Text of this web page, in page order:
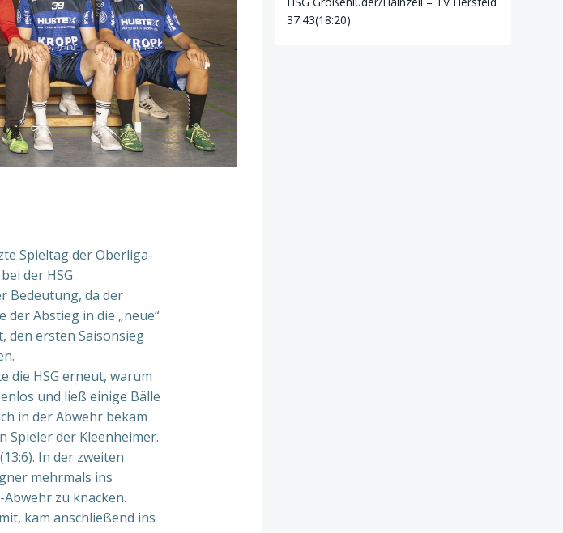
Spieltag der Oberliga-
der HSG
Bedeutung, da der
Abstieg in die „neue“
den ersten Saisonsieg
die HSG erneut, warum
und ließ einige Bälle
in der Abwehr bekam
Spieler der Kleenheimer.
In der zweiten
mehrmals ins
zu knacken.
kam anschließend ins
37:43(18:20)